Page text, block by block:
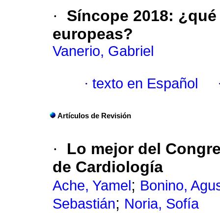
·
Síncope 2018:
europeas?
Vanerio, Gabriel
· texto en Español
Artículos de Revisión
·
Lo mejor del
de Cardiología
Ache, Yamel ; Bonino,
Sebastián; Noria, Sofía